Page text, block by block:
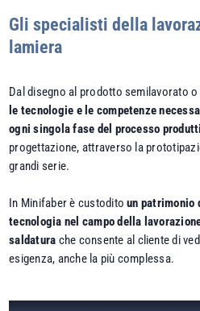
Gli specialisti della
lamiera
Dal disegno al prodotto semilavorato
le tecnologie e le competenze
ogni singola fase del processo
progettazione, attraverso la
grandi serie.
In Minifaber è custoditoun patrimonio
tecnologia nel campo della
saldatura che consente al cliente di
esigenza, anche la più complessa.